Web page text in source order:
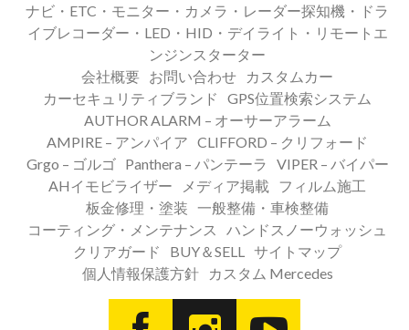
ナビ・ETC・モニター・カメラ・レーダー探知機・ドラ
イブレコーダー・LED・HID・デイライト・リモートエ
ンジンスターター
会社概要
お問い合わせ
カスタムカー
カーセキュリティブランド
GPS位置検索システム
AUTHOR ALARM – オーサーアラーム
AMPIRE – アンパイア CLIFFORD – クリフォード
Grgo – ゴルゴ
Panthera – パンテーラ
VIPER – バイパー
AHイモビライザー
メディア掲載
フィルム施工
板金修理・塗装 一般整備・車検整備
コーティング・メンテナンス
ハンドスノーウォッシュ
クリアガード
BUY＆SELL
サイトマップ
個人情報保護方針
カスタム Mercedes